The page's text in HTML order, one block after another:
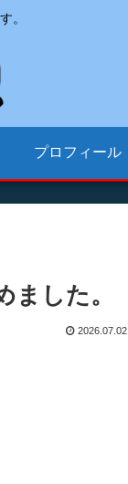
。
プロフィール
ました。
2026.07.02